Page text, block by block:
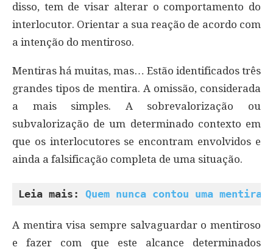
disso, tem de visar alterar o comportamento do
interlocutor. Orientar a sua reação de acordo com
a intenção do mentiroso.
Mentiras há muitas, mas… Estão identificados três
grandes tipos de mentira. A omissão, considerada
a mais simples. A sobrevalorização ou
subvalorização de um determinado contexto em
que os interlocutores se encontram envolvidos e
ainda a falsificação completa de uma situação.
Leia mais: Quem nunca contou uma
A mentira visa sempre salvaguardar o mentiroso
e fazer com que este alcance determinados